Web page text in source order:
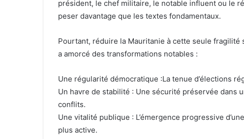
président, le chef militaire, le notable influent ou le
peser davantage que les textes fondamentaux.
Pourtant, réduire la Mauritanie à cette seule fragilité
a amorcé des transformations notables :
Une régularité démocratique :La tenue d’élections
Un havre de stabilité : Une sécurité préservée dans
conflits.
Une vitalité publique : L’émergence progressive
plus active.